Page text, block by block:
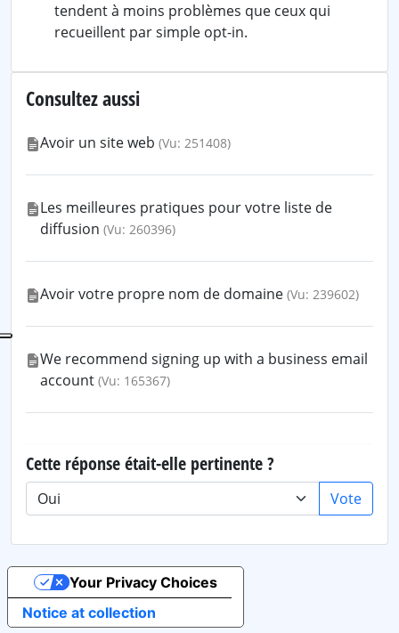
tendent à moins problèmes que ceux qui
recueillent par simple opt-in.
Consultez aussi
Avoir un site web (Vu: 251408)
Les meilleures pratiques pour votre liste de
diffusion (Vu: 260396)
Avoir votre propre nom de domaine (Vu: 239602)
We recommend signing up with a business email
account (Vu: 165367)
Cette réponse était-elle pertinente ?
Vote
Notice at collection
Your Privacy Choices